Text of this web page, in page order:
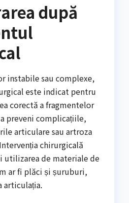
după
instabile sau complexe,
este indicat pentru
corectă a fragmentelor
preveni complicațiile,
articulare sau artroza
chirurgicală
utilizarea de materiale de
ar fi plăci și șuruburi,
articulația.